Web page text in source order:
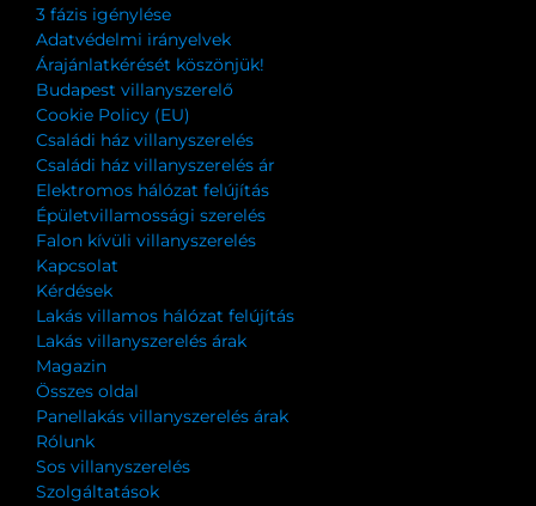
3 fázis igénylése
Adatvédelmi irányelvek
Árajánlatkérését köszönjük!
Budapest villanyszerelő
Cookie Policy (EU)
Családi ház villanyszerelés
Családi ház villanyszerelés ár
Elektromos hálózat felújítás
Épületvillamossági szerelés
Falon kívüli villanyszerelés
Kapcsolat
Kérdések
Lakás villamos hálózat felújítás
Lakás villanyszerelés árak
Magazin
Összes oldal
Panellakás villanyszerelés árak
Rólunk
Sos villanyszerelés
Szolgáltatások